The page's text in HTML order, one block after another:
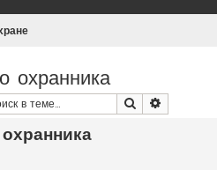
охранника
Поиск